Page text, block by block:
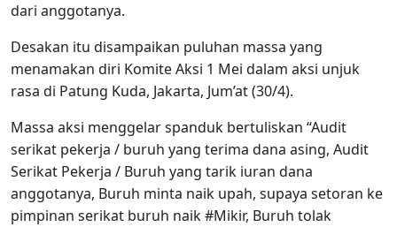
dari anggotanya.
Desakan itu disampaikan puluhan massa yang
menamakan diri Komite Aksi 1 Mei dalam aksi unjuk
rasa di Patung Kuda, Jakarta, Jum’at (30/4).
Massa aksi menggelar spanduk bertuliskan “Audit
serikat pekerja / buruh yang terima dana asing, Audit
Serikat Pekerja / Buruh yang tarik iuran dana
anggotanya, Buruh minta naik upah, supaya setoran ke
pimpinan serikat buruh naik #Mikir, Buruh tolak